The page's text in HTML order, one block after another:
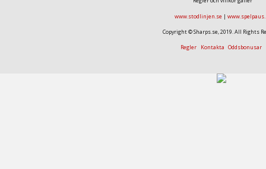
www.stodlinjen.se |
Copyright © Sharps.se, 2019. All Rights
Regler Kontakta Oddsbonusar